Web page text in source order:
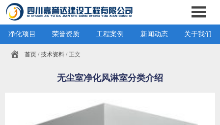
净化项目 荣誉资质 工程案例 新闻动态 关于我们
首页 /技术资料 / 正文
无尘室净化风淋室分类介绍